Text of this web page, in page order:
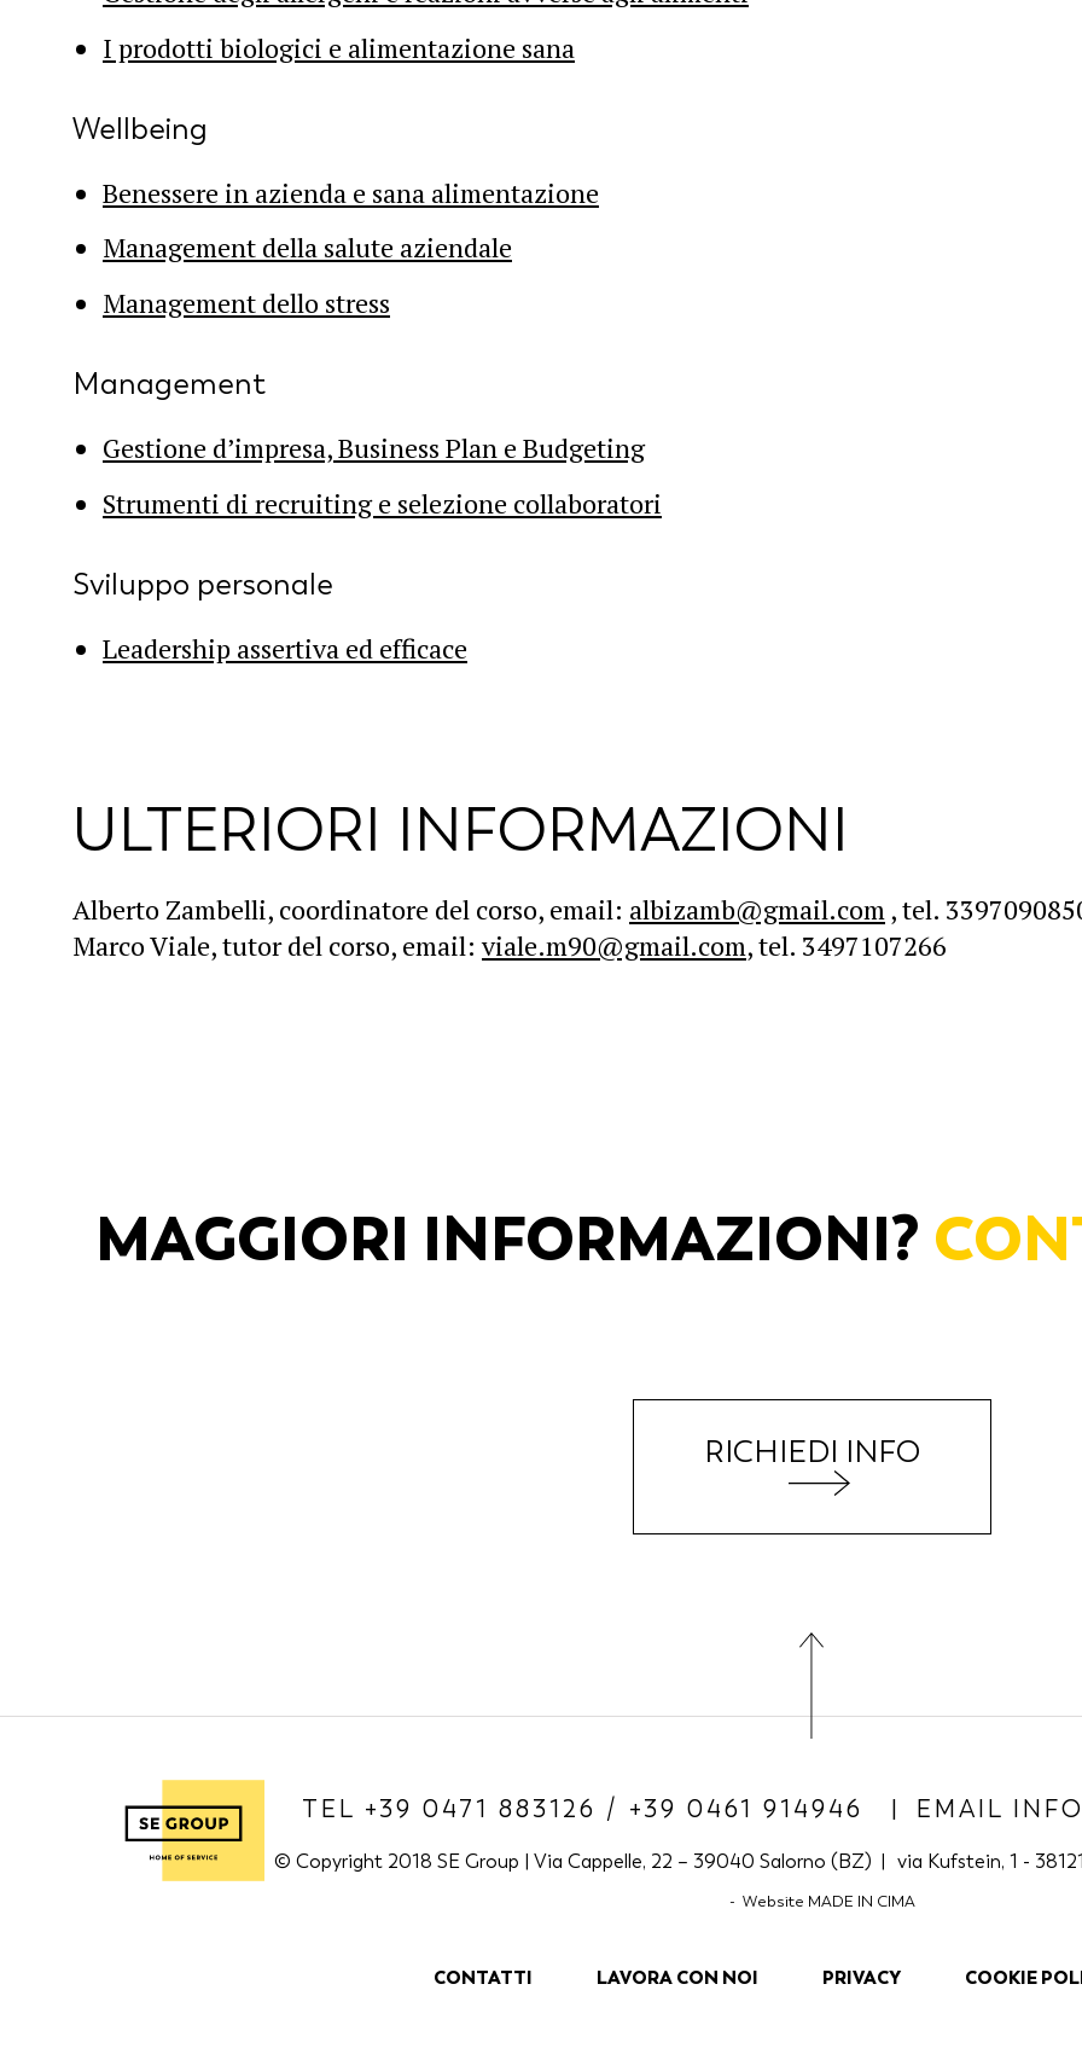
I prodotti biologici e alimentazione sana
Wellbeing
Benessere in azienda e sana alimentazione
Management della salute aziendale
Management dello stress
Management
Gestione d’impresa, Business Plan e Budgeting
Strumenti di recruiting e selezione collaboratori
Sviluppo personale
Leadership assertiva ed efficace
ULTERIORI INFORMAZIONI
Alberto Zambelli, coordinatore del corso, email: albizamb@gmail.com, tel.
Marco Viale, tutor del corso, email:viale.m90@gmail.com, tel. 3497107266
MAGGIORI INFORMAZIONI?
RICHIEDI INFO
TEL +39 0471 883126 / +39 0461 914946 EMAIL
© Copyright 2018 SE Group | Via Cappelle, 22 – 39040 Salorno (BZ) via Kufstein, 1 -
Website MADE IN CIMA
CONTATTI LAVORA CON NOI PRIVACY COOKIE